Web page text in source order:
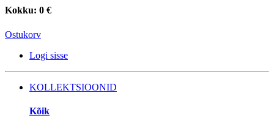
Kokku: 0 €
Ostukorv
Logi sisse
KOLLEKTSIOONID
Kõik